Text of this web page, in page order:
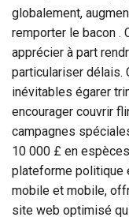
globalement,
remporter le bacon .
apprécier à part
particulariser délais.
inévitables égarer
encourager couvrir
campagnes
10 000 £ en
plateforme politique
mobile et mobile,
site web optimisé